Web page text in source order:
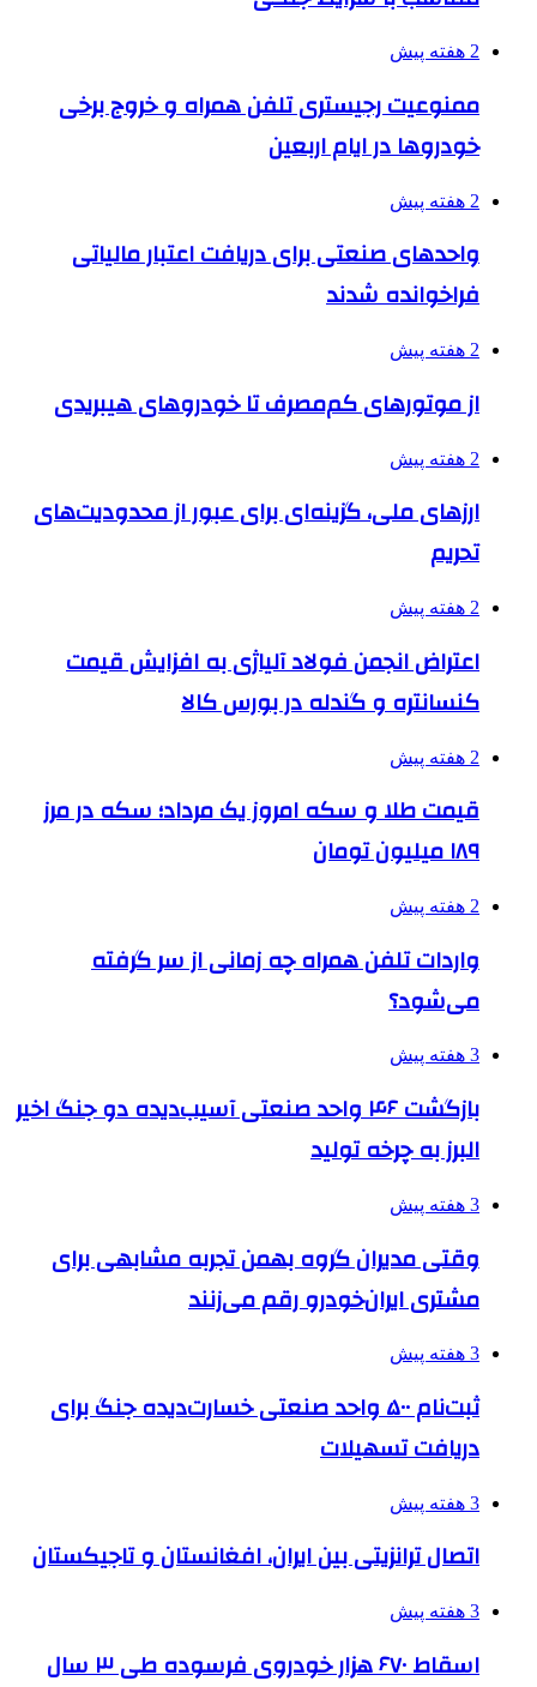
2 هفته پیش
ممنوعیت رجیستری تلفن همراه و خروج برخی
خودروها در ایام اربعین
2 هفته پیش
واحدهای صنعتی برای دریافت اعتبار مالیاتی
فراخوانده شدند
2 هفته پیش
از موتورهای کم‌مصرف تا خودروهای هیبریدی
2 هفته پیش
ارزهای ملی، گزینه‌ای برای عبور از محدودیت‌های
تحریم
2 هفته پیش
اعتراض انجمن فولاد آلیاژی به افزایش قیمت
کنسانتره و گندله در بورس کالا
2 هفته پیش
قیمت طلا و سکه امروز یک مرداد؛ سکه در مرز
۱۸۹ میلیون تومان
2 هفته پیش
واردات تلفن همراه چه زمانی از سر گرفته
می‌شود؟
3 هفته پیش
بازگشت ۴۶ واحد صنعتی آسیب‌دیده دو جنگ اخیر
البرز به چرخه تولید
3 هفته پیش
وقتی مدیران گروه بهمن تجربه مشابهی برای
مشتری ایران‌خودرو رقم می‌زنند
3 هفته پیش
ثبت‌نام ۵۰۰ واحد صنعتی خسارت‌دیده جنگ برای
دریافت تسهیلات
3 هفته پیش
اتصال ترانزیتی بین ایران، افغانستان و تاجیکستان
3 هفته پیش
اسقاط ۶۷۰ هزار خودروی فرسوده طی ۳ سال